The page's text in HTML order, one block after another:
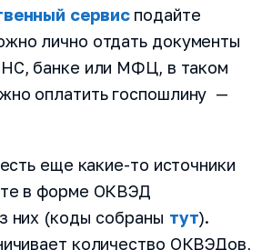
сервисподайте
лично отдать документы
банке или МФЦ, в таком
оплатить госпошлину —
еще какие-то источники
в форме ОКВЭД
них (коды собраны тут).
количество ОКВЭДов,